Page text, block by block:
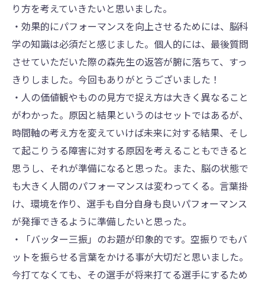
り方を考えていきたいと思いました。
・効果的にパフォーマンスを向上させるためには、脳科
学の知識は必須だと感じました。個人的には、最後質問
させていただいた際の森先生の返答が腑に落ちて、すっ
きりしました。今回もありがとうございました！
・人の価値観やものの見方で捉え方は大きく異なること
がわかった。原因と結果というのはセットではあるが、
時間軸の考え方を変えていけば未来に対する結果、そし
て起こりうる障害に対する原因を考えることもできると
思うし、それが準備になると思った。また、脳の状態で
も大きく人間のパフォーマンスは変わってくる。言葉掛
け、環境を作り、選手も自分自身も良いパフォーマンス
が発揮できるように準備したいと思った。
・「バッター三振」のお題が印象的です。空振りでもバ
ットを振らせる言葉をかける事が大切だと思いました。
今打てなくても、その選手が将来打てる選手にするため